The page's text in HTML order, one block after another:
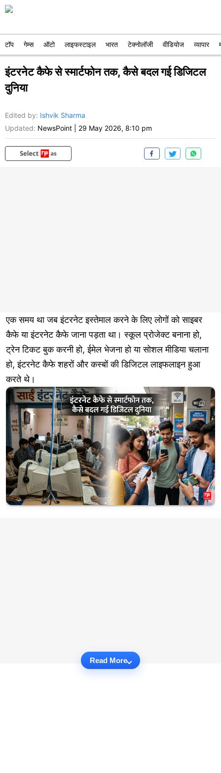
टॉप गेम्स ऑटो लाइफस्टाइल भारत टेक्नोलॉजी वीडियोज व्यापार
इंटरनेट कैफे से स्मार्टफोन तक, कैसे बदल गई डिजिटल
दुनिया
Edited by: Ishvik Sharma
Updated: NewsPoint 29 May 2026, 8:10 pm
एक समय था जब इंटरनेट इस्तेमाल करने के लिए लोगों को साइबर
कैफे या इंटरनेट कैफे जाना पड़ता था। स्कूल प्रोजेक्ट बनाना हो,
ट्रेन टिकट बुक करनी हो, ईमेल भेजना हो या सोशल मीडिया चलाना
हो, इंटरनेट कैफे शहरों और कस्बों की डिजिटल लाइफलाइन हुआ
करते थे।
Read More